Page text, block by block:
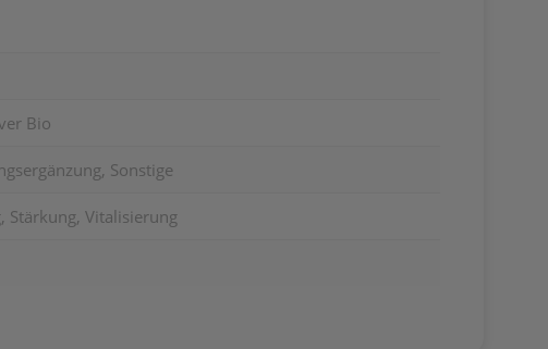
Bio
Sonstige
Stärkung, Vitalisierung